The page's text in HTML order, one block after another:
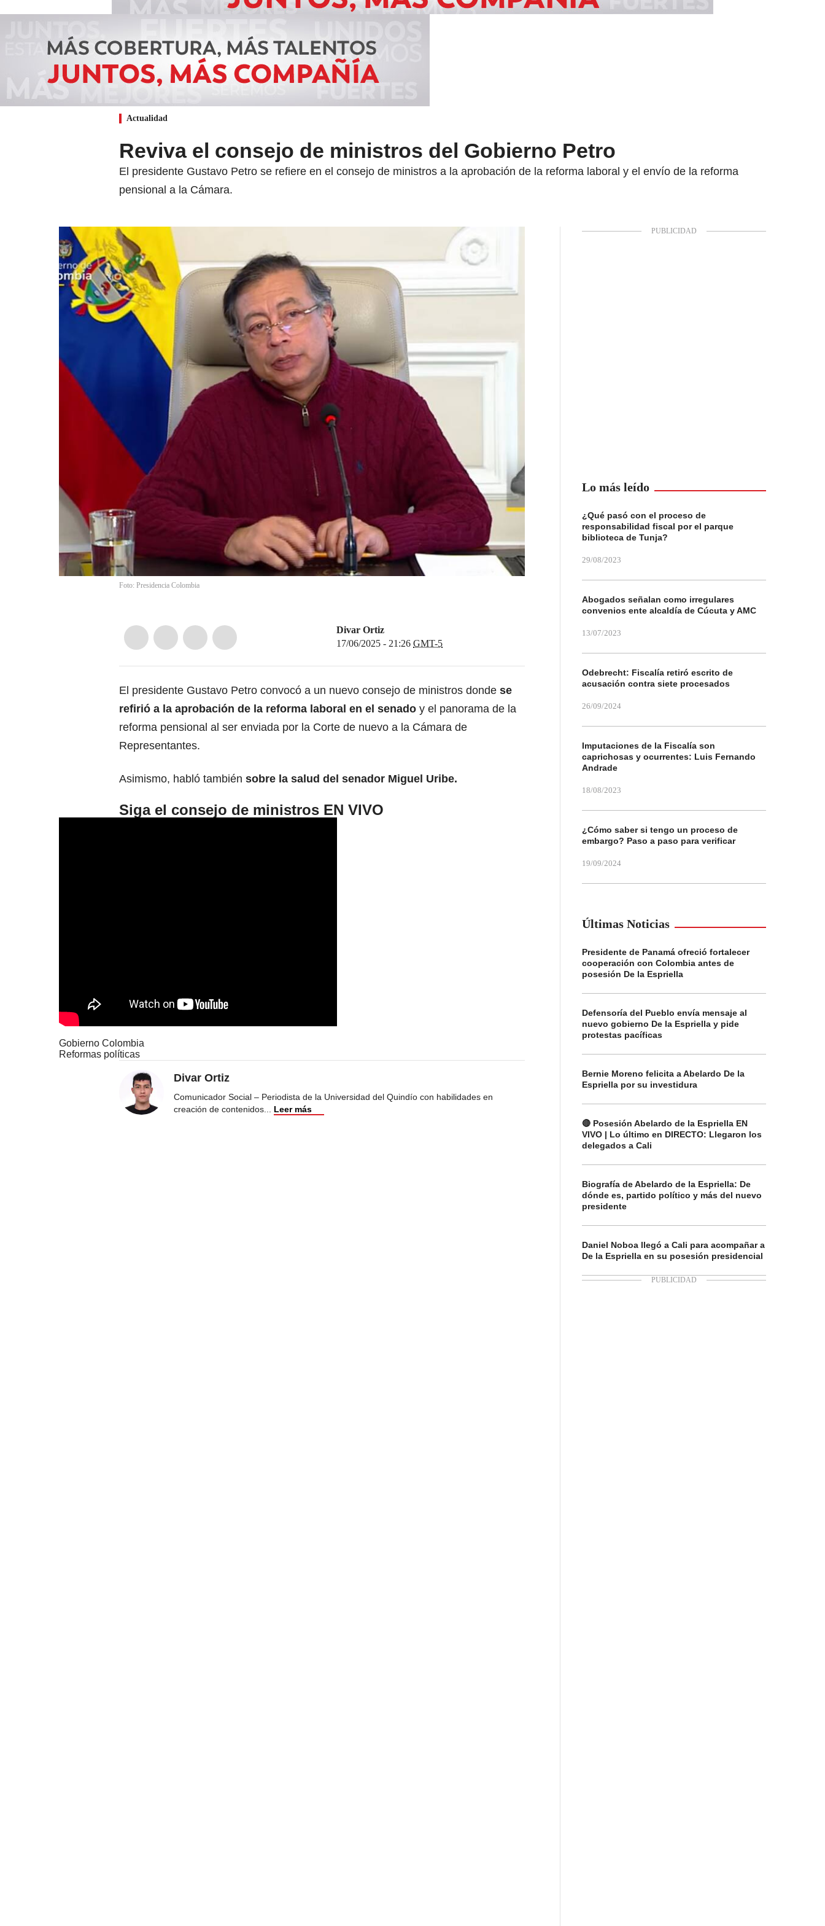
Actualidad
Reviva el consejo de ministros del Gobierno Petro
El presidente Gustavo Petro se refiere en el consejo de ministros a la aprobación de la reforma laboral y el envío de la reforma
pensional a la Cámara.
Foto: Presidencia Colombia
Divar Ortiz
17/06/2025 - 21:26 GMT-5
El presidente Gustavo Petro convocó a un nuevo consejo de ministros donde se
refirió a la aprobación de la reforma laboral en el senado y el panorama de la
reforma pensional al ser enviada por la Corte de nuevo a la Cámara de
Representantes.
Asimismo, habló también sobre la salud del senador Miguel Uribe.
Siga el consejo de ministros EN VIVO
Gobierno Colombia
Reformas políticas
Divar Ortiz
Comunicador Social – Periodista de la Universidad del Quindío con habilidades en
creación de contenidos... Leer más
Lo más leído
¿Qué pasó con el proceso de
responsabilidad fiscal por el parque
biblioteca de Tunja?
29/08/2023
Abogados señalan como irregulares
convenios ente alcaldía de Cúcuta y AMC
13/07/2023
Odebrecht: Fiscalía retiró escrito de
acusación contra siete procesados
26/09/2024
Imputaciones de la Fiscalía son
caprichosas y ocurrentes: Luis Fernando
Andrade
18/08/2023
¿Cómo saber si tengo un proceso de
embargo? Paso a paso para verificar
19/09/2024
Últimas Noticias
Presidente de Panamá ofreció fortalecer
cooperación con Colombia antes de
posesión De la Espriella
Defensoría del Pueblo envía mensaje al
nuevo gobierno De la Espriella y pide
protestas pacíficas
Bernie Moreno felicita a Abelardo De la
Espriella por su investidura
🔴 Posesión Abelardo de la Espriella EN
VIVO | Lo último en DIRECTO: Llegaron los
delegados a Cali
Biografía de Abelardo de la Espriella: De
dónde es, partido político y más del nuevo
presidente
Daniel Noboa llegó a Cali para acompañar a
De la Espriella en su posesión presidencial